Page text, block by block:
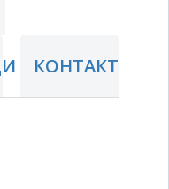
КОНТАКТ